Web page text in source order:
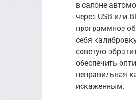
в салоне
через USB или
программное
себя
советую
обеспечить
неправильная
искаженным.